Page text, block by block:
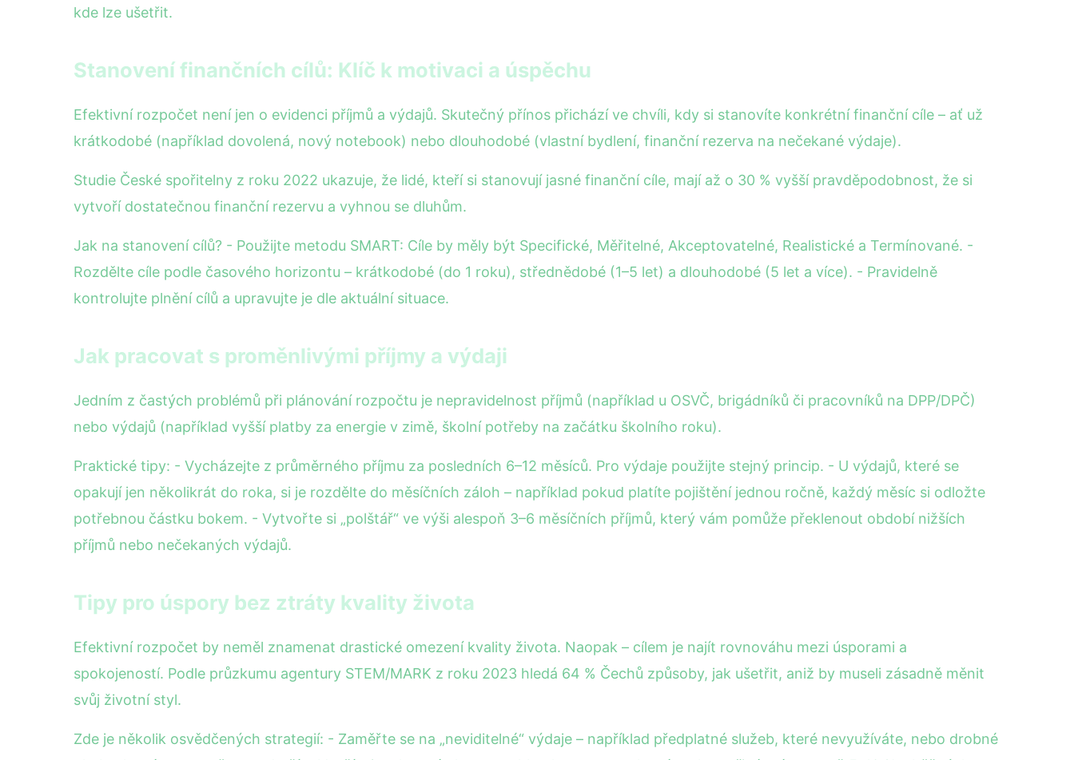
kde lze ušetřit.
Stanovení finančních cílů: Klíč k motivaci a úspěchu
Efektivní rozpočet není jen o evidenci příjmů a výdajů. Skutečný přínos přichází ve chvíli, kdy si stanovíte konkrétní finanční cíle – ať už
krátkodobé (například dovolená, nový notebook) nebo dlouhodobé (vlastní bydlení, finanční rezerva na nečekané výdaje).
Studie České spořitelny z roku 2022 ukazuje, že lidé, kteří si stanovují jasné finanční cíle, mají až o 30 % vyšší pravděpodobnost, že si
vytvoří dostatečnou finanční rezervu a vyhnou se dluhům.
Jak na stanovení cílů? - Použijte metodu SMART: Cíle by měly být Specifické, Měřitelné, Akceptovatelné, Realistické a Termínované. -
Rozdělte cíle podle časového horizontu – krátkodobé (do 1 roku), střednědobé (1–5 let) a dlouhodobé (5 let a více). - Pravidelně
kontrolujte plnění cílů a upravujte je dle aktuální situace.
Jak pracovat s proměnlivými příjmy a výdaji
Jedním z častých problémů při plánování rozpočtu je nepravidelnost příjmů (například u OSVČ, brigádníků či pracovníků na DPP/DPČ)
nebo výdajů (například vyšší platby za energie v zimě, školní potřeby na začátku školního roku).
Praktické tipy: - Vycházejte z průměrného příjmu za posledních 6–12 měsíců. Pro výdaje použijte stejný princip. - U výdajů, které se
opakují jen několikrát do roka, si je rozdělte do měsíčních záloh – například pokud platíte pojištění jednou ročně, každý měsíc si odložte
potřebnou částku bokem. - Vytvořte si „polštář“ ve výši alespoň 3–6 měsíčních příjmů, který vám pomůže překlenout období nižších
příjmů nebo nečekaných výdajů.
Tipy pro úspory bez ztráty kvality života
Efektivní rozpočet by neměl znamenat drastické omezení kvality života. Naopak – cílem je najít rovnováhu mezi úsporami a
spokojeností. Podle průzkumu agentury STEM/MARK z roku 2023 hledá 64 % Čechů způsoby, jak ušetřit, aniž by museli zásadně měnit
svůj životní styl.
Zde je několik osvědčených strategií: - Zaměřte se na „neviditelné“ výdaje – například předplatné služeb, které nevyužíváte, nebo drobné